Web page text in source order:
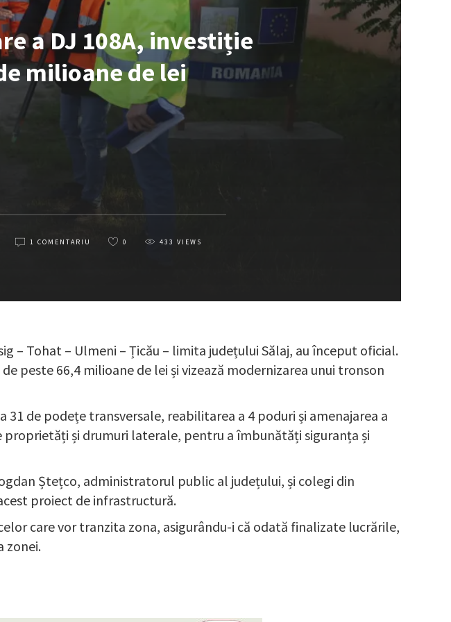
a DJ 108A, investiție
milioane de lei
1 COMENTARIU 0 433 VIEWS
– Tohat – Ulmeni – Țicău – limita județului Sălaj, au început oficial.
peste 66,4 milioane de lei și vizează modernizarea unui tronson
de podețe transversale, reabilitarea a 4 poduri și amenajarea a
și drumuri laterale, pentru a îmbunătăți siguranța și
Ștețco, administratorul public al județului, și colegi din
proiect de infrastructură.
care vor tranzita zona, asigurându-i că odată finalizate lucrările,
zonei.